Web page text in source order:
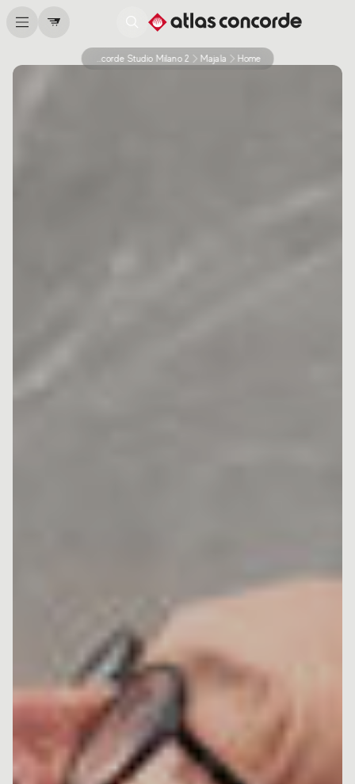
Home
Majala
Atlas Concorde Studio Milano 2